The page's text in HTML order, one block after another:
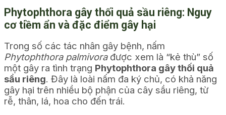
Phytophthora gây thối quả sầu riêng: Nguy
cơ tiềm ẩn và đặc điểm gây hại
Trong số các tác nhân gây bệnh, nấm
Phytophthora palmivorađược xem là “kẻ thù” số
một gây ra tình trạng Phytophthora gây thối quả
sầu riêng. Đây là loài nấm đa ký chủ, có khả năng
gây hại trên nhiều bộ phận của cây sầu riêng, từ
rễ, thân, lá, hoa cho đến trái.